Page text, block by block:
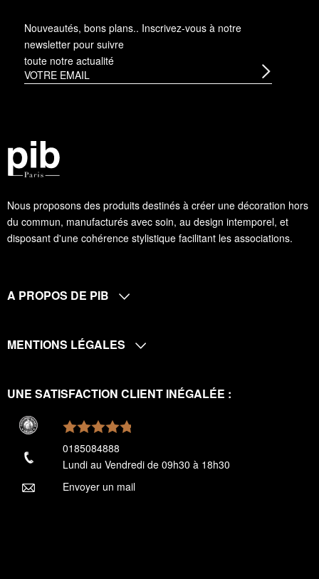
Nous proposons des produits destinés à créer une décoration hors
du commun, manufacturés avec soin, au design intemporel, et
disposant d'une cohérence stylistique facilitant les associations.
Nouveautés, bons plans.. Inscrivez-vous à notre
newsletter pour suivre
toute notre actualité
A PROPOS DE PIB
MENTIONS LÉGALES
UNE SATISFACTION CLIENT INÉGALÉE :
0185084888
Lundi au Vendredi de 09h30 à 18h30
Envoyer un mail